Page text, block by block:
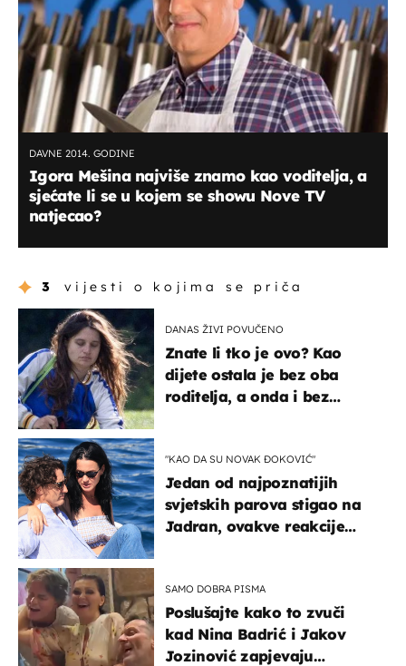
DAVNE 2014. GODINE
Igora Mešina najviše znamo kao voditelja, a
sjećate li se u kojem se showu Nove TV
natjecao?
3 vijesti o kojima se priča
DANAS ŽIVI POVUČENO
Znate li tko je ovo? Kao
dijete ostala je bez oba
roditelja, a onda i bez
"KAO DA SU NOVAK ĐOKOVIĆ"
Jedan od najpoznatijih
svjetskih parova stigao na
Jadran, ovakve reakcije
SAMO DOBRA PISMA
Poslušajte kako to zvuči
kad Nina Badrić i Jakov
Jozinović zapjevaju